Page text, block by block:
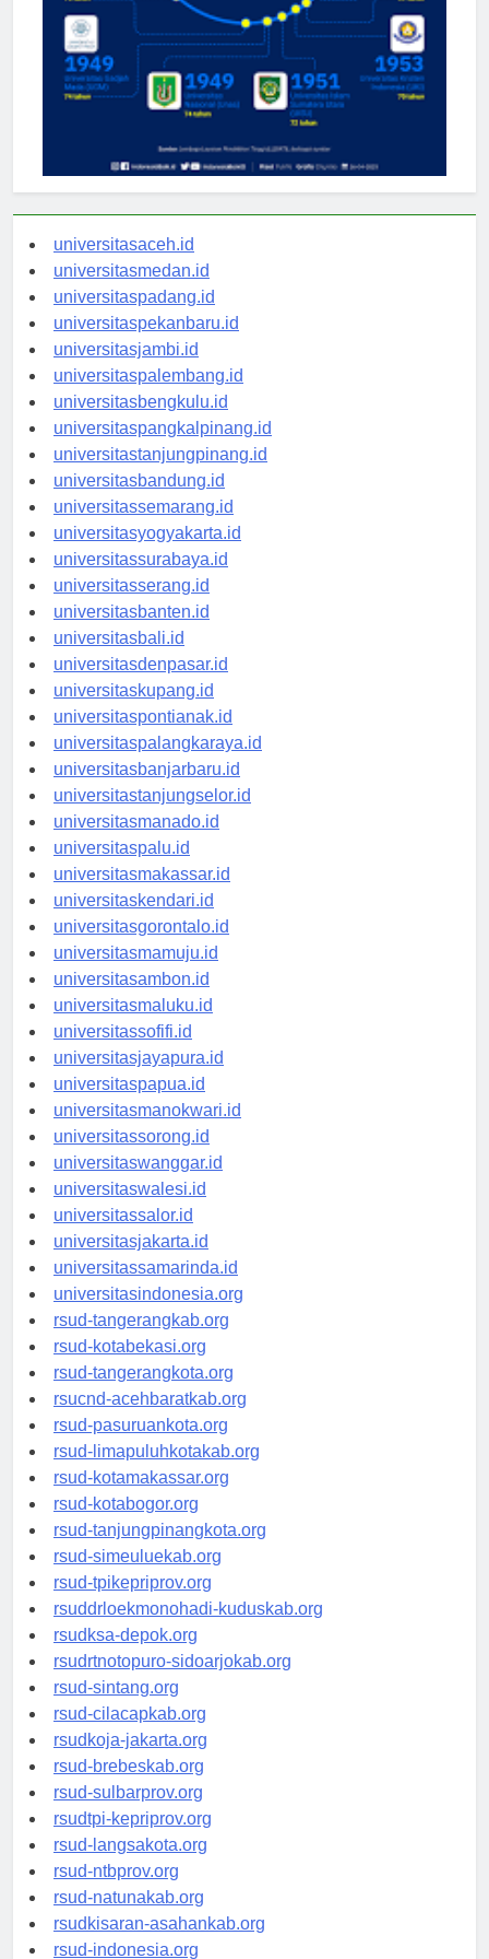
universitasaceh.id
universitasmedan.id
universitaspadang.id
universitaspekanbaru.id
universitasjambi.id
universitaspalembang.id
universitasbengkulu.id
universitaspangkalpinang.id
universitastanjungpinang.id
universitasbandung.id
universitassemarang.id
universitasyogyakarta.id
universitassurabaya.id
universitasserang.id
universitasbanten.id
universitasbali.id
universitasdenpasar.id
universitaskupang.id
universitaspontianak.id
universitaspalangkaraya.id
universitasbanjarbaru.id
universitastanjungselor.id
universitasmanado.id
universitaspalu.id
universitasmakassar.id
universitaskendari.id
universitasgorontalo.id
universitasmamuju.id
universitasambon.id
universitasmaluku.id
universitassofifi.id
universitasjayapura.id
universitaspapua.id
universitasmanokwari.id
universitassorong.id
universitaswanggar.id
universitaswalesi.id
universitassalor.id
universitasjakarta.id
universitassamarinda.id
universitasindonesia.org
rsud-tangerangkab.org
rsud-kotabekasi.org
rsud-tangerangkota.org
rsucnd-acehbaratkab.org
rsud-pasuruankota.org
rsud-limapuluhkotakab.org
rsud-kotamakassar.org
rsud-kotabogor.org
rsud-tanjungpinangkota.org
rsud-simeuluekab.org
rsud-tpikepriprov.org
rsuddrloekmonohadi-kuduskab.org
rsudksa-depok.org
rsudrtnotopuro-sidoarjokab.org
rsud-sintang.org
rsud-cilacapkab.org
rsudkoja-jakarta.org
rsud-brebeskab.org
rsud-sulbarprov.org
rsudtpi-kepriprov.org
rsud-langsakota.org
rsud-ntbprov.org
rsud-natunakab.org
rsudkisaran-asahankab.org